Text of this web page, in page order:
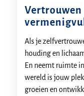
Als je
houding en
En neemt ruimte
wereld is jouw
groeien en